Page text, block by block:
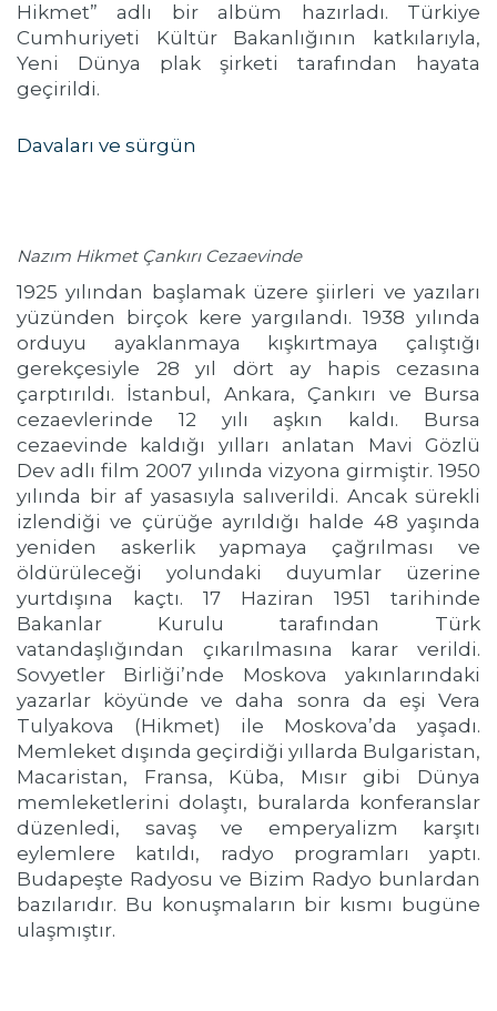
Hikmet” adlı bir albüm hazırladı. Türkiye
Cumhuriyeti Kültür Bakanlığının katkılarıyla,
Yeni Dünya plak şirketi tarafından hayata
geçirildi.
Davaları ve sürgün
Nazım Hikmet Çankırı Cezaevinde
1925 yılından başlamak üzere şiirleri ve yazıları
yüzünden birçok kere yargılandı. 1938 yılında
orduyu ayaklanmaya kışkırtmaya çalıştığı
gerekçesiyle 28 yıl dört ay hapis cezasına
çarptırıldı. İstanbul, Ankara, Çankırı ve Bursa
cezaevlerinde 12 yılı aşkın kaldı. Bursa
cezaevinde kaldığı yılları anlatan Mavi Gözlü
Dev adlı film 2007 yılında vizyona girmiştir. 1950
yılında bir af yasasıyla salıverildi. Ancak sürekli
izlendiği ve çürüğe ayrıldığı halde 48 yaşında
yeniden askerlik yapmaya çağrılması ve
öldürüleceği yolundaki duyumlar üzerine
yurtdışına kaçtı. 17 Haziran 1951 tarihinde
Bakanlar Kurulu tarafından Türk
vatandaşlığından çıkarılmasına karar verildi.
Sovyetler Birliği’nde Moskova yakınlarındaki
yazarlar köyünde ve daha sonra da eşi Vera
Tulyakova (Hikmet) ile Moskova’da yaşadı.
Memleket dışında geçirdiği yıllarda Bulgaristan,
Macaristan, Fransa, Küba, Mısır gibi Dünya
memleketlerini dolaştı, buralarda konferanslar
düzenledi, savaş ve emperyalizm karşıtı
eylemlere katıldı, radyo programları yaptı.
Budapeşte Radyosu ve Bizim Radyo bunlardan
bazılarıdır. Bu konuşmaların bir kısmı bugüne
ulaşmıştır.